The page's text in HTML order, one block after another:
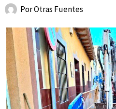
PorOtras Fuentes